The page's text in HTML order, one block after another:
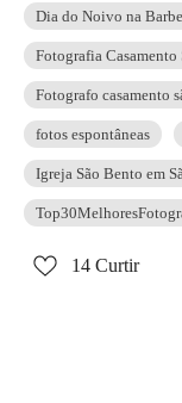
Dia do Noivo na
Fotografia Casamento
Fotografo casamento
fotos espontâneas
Igreja São Bento em
14 Curtir